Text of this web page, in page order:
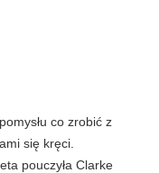
co zrobić z
się kręci.
pouczyła Clarke